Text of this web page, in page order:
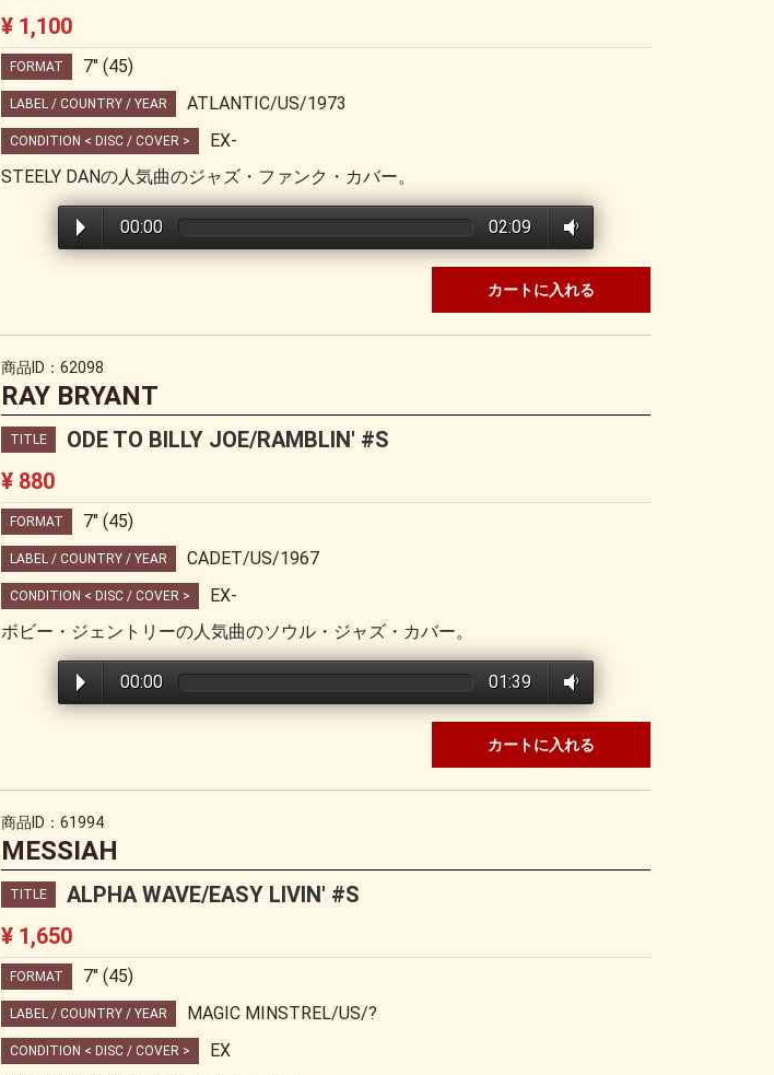
¥ 1,100
FORMAT 7" (45)
LABEL / COUNTRY / YEAR ATLANTIC/US/1973
CONDITION < DISC / COVER >
EX-
STEELY DANの人気曲のジャズ・ファンク・カバー。
00:00 02:09
カートに入れる
商品ID：62098
RAY BRYANT
TITLE
ODE TO BILLY JOE/RAMBLIN' #S
¥ 880
FORMAT 7" (45)
LABEL / COUNTRY / YEAR CADET/US/1967
CONDITION < DISC / COVER >
EX-
ボビー・ジェントリーの人気曲のソウル・ジャズ・カバー。
00:00 01:39
カートに入れる
商品ID：61994
MESSIAH
TITLE
ALPHA WAVE/EASY LIVIN' #S
¥ 1,650
FORMAT 7" (45)
LABEL / COUNTRY / YEAR MAGIC MINSTREL/US/?
CONDITION < DISC / COVER >
EX